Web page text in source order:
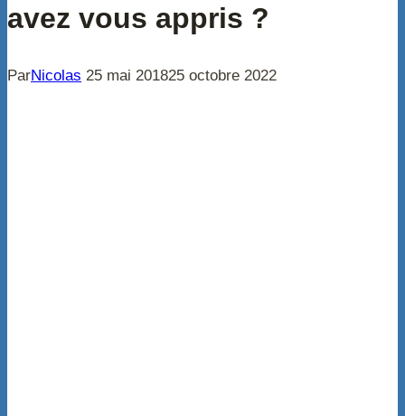
avez vous appris ?
ParNicolas 25 mai 201825 octobre 2022